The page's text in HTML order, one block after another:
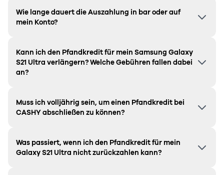
Wie lange dauert die Auszahlung in bar oder auf
mein Konto?
Kann ich den Pfandkredit für mein Samsung Galaxy
S21 Ultra verlängern? Welche Gebühren fallen dabei
an?
Muss ich volljährig sein, um einen Pfandkredit bei
CASHY abschließen zu können?
Was passiert, wenn ich den Pfandkredit für mein
Galaxy S21 Ultra nicht zurückzahlen kann?